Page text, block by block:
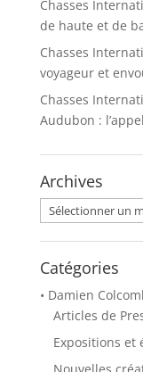
Chasses
de haute et de
Chasses
voyageur et
Chasses
Audubon :
Archives
Archives
Catégories
• Damien
Articles de
Expositions et